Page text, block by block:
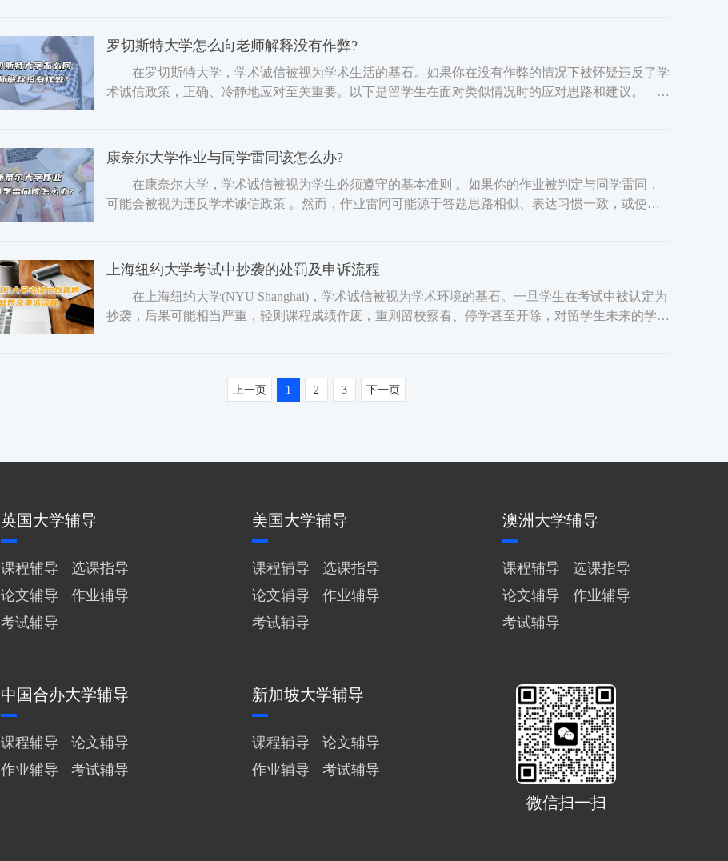
罗切斯特大学怎么向老师解释没有作弊?
在罗切斯特大学，学术诚信被视为学术生活的基石。如果你在没有作弊的情况下被怀疑违反了学
术诚信政策，正确、冷静地应对至关重要。以下是留学生在面对类似情况时的应对思路和建议。
康奈尔大学作业与同学雷同该怎么办?
在康奈尔大学，学术诚信被视为学生必须遵守的基本准则 。如果你的作业被判定与同学雷同，
可能会被视为违反学术诚信政策 。然而，作业雷同可能源于答题思路相似、表达习惯一致，或使用
上海纽约大学考试中抄袭的处罚及申诉流程
在上海纽约大学(NYU Shanghai)，学术诚信被视为学术环境的基石。一旦学生在考试中被认定为
抄袭，后果可能相当严重，轻则课程成绩作废，重则留校察看、停学甚至开除，对留学生未来的学业
上一页 1 2 3 下一页
英国大学辅导
课程辅导
选课指导
论文辅导
作业辅导
考试辅导
美国大学辅导
课程辅导
选课指导
论文辅导
作业辅导
考试辅导
澳洲大学辅导
课程辅导
选课指导
论文辅导
作业辅导
考试辅导
中国合办大学辅导
课程辅导
论文辅导
作业辅导
考试辅导
新加坡大学辅导
课程辅导
论文辅导
作业辅导
考试辅导
微信扫一扫